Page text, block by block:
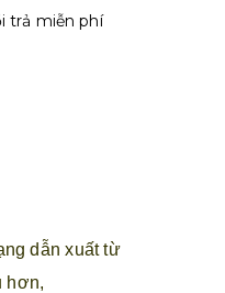
trả miễn phí
dẫn xuất từ
hơn,